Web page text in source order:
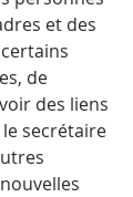
et des
de
des liens
secrétaire